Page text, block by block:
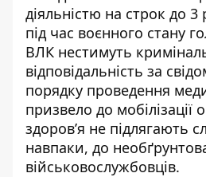
діяльністю на строк до 3
під час воєнного стану
ВЛК нестимуть
відповідальність за
порядку проведення
призвело до мобілізації
здоров’я не підлягають
навпаки, до
військовослужбовців.